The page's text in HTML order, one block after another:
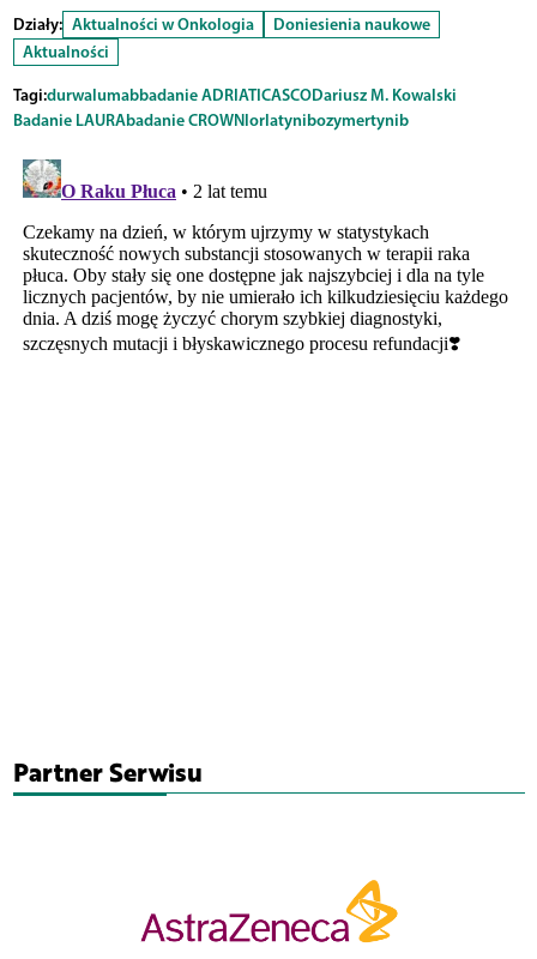
Działy: Aktualności w Onkologia
Doniesienia naukowe
Aktualności
Tagi:durwalumabbadanie ADRIATICASCODariusz M. Kowalski
Badanie LAURAbadanie CROWNlorlatynibozymertynib
Partner Serwisu